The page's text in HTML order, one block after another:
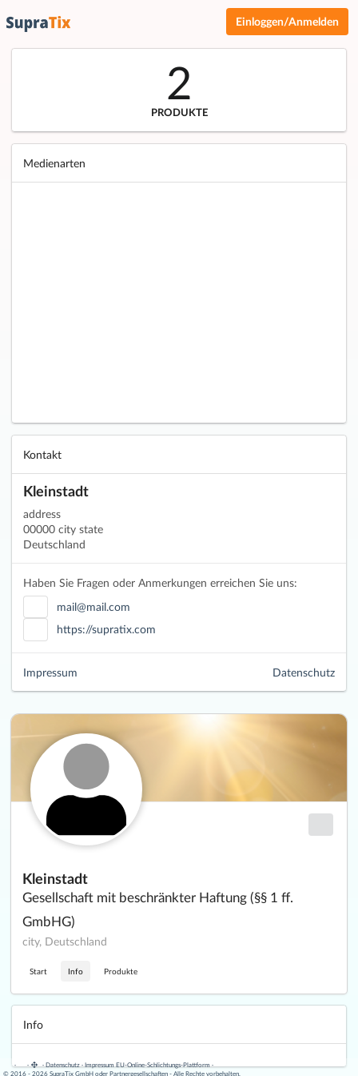
Einloggen/Anmelden
Kleinstadt
Gesellschaft mit beschränkter Haftung (§§ 1 ff.
GmbHG)
city, Deutschland
Start Info Produkte
Info
2
PRODUKTE
Medienarten
Kontakt
Kleinstadt
address
00000 city state
Deutschland
Haben Sie Fragen oder Anmerkungen erreichen Sie uns:
mail@mail.com
https://supratix.com
Datenschutz
Impressum
· · ·Datenschutz·Impressum EU-Online-Schlichtungs-Plattform·
© 2016 - 2026 SupraTix GmbH oder Partnergesellschaften - Alle Rechte vorbehalten.